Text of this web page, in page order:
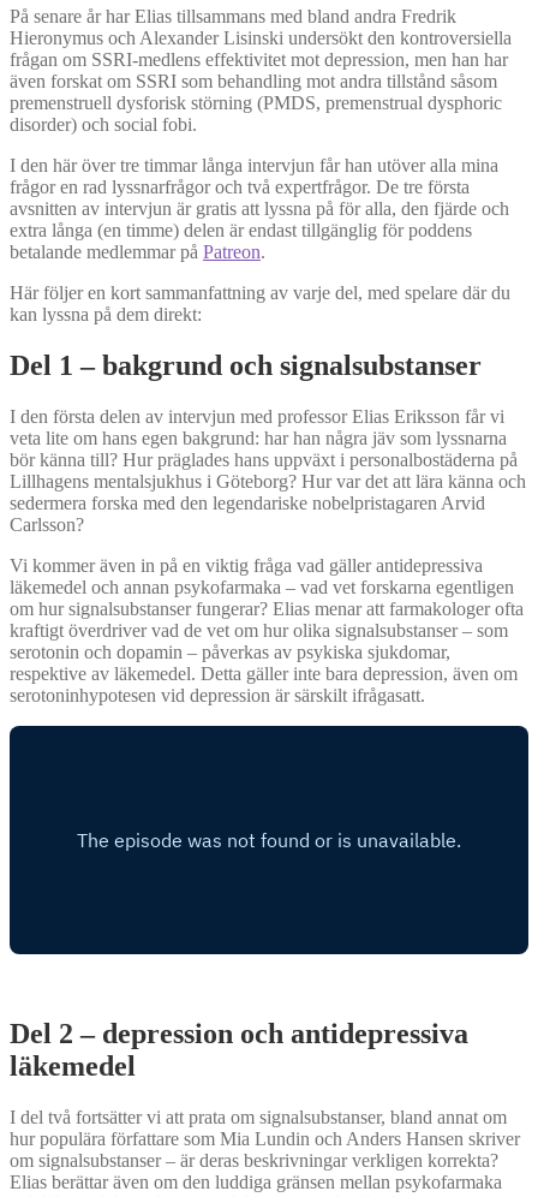
På senare år har Elias tillsammans med bland andra Fredrik
Hieronymus och Alexander Lisinski undersökt den kontroversiella
frågan om SSRI-medlens effektivitet mot depression, men han har
även forskat om SSRI som behandling mot andra tillstånd såsom
premenstruell dysforisk störning (PMDS, premenstrual dysphoric
disorder) och social fobi.
I den här över tre timmar långa intervjun får han utöver alla mina
frågor en rad lyssnarfrågor och två expertfrågor. De tre första
avsnitten av intervjun är gratis att lyssna på för alla, den fjärde och
extra långa (en timme) delen är endast tillgänglig för poddens
betalande medlemmar på Patreon.
Här följer en kort sammanfattning av varje del, med spelare där du
kan lyssna på dem direkt:
Del 1 – bakgrund och signalsubstanser
I den första delen av intervjun med professor Elias Eriksson får vi
veta lite om hans egen bakgrund: har han några jäv som lyssnarna
bör känna till? Hur präglades hans uppväxt i personalbostäderna på
Lillhagens mentalsjukhus i Göteborg? Hur var det att lära känna och
sedermera forska med den legendariske nobelpristagaren Arvid
Carlsson?
Vi kommer även in på en viktig fråga vad gäller antidepressiva
läkemedel och annan psykofarmaka – vad vet forskarna egentligen
om hur signalsubstanser fungerar? Elias menar att farmakologer ofta
kraftigt överdriver vad de vet om hur olika signalsubstanser – som
serotonin och dopamin – påverkas av psykiska sjukdomar,
respektive av läkemedel. Detta gäller inte bara depression, även om
serotoninhypotesen vid depression är särskilt ifrågasatt.
Del 2 – depression och antidepressiva
läkemedel
I del två fortsätter vi att prata om signalsubstanser, bland annat om
hur populära författare som Mia Lundin och Anders Hansen skriver
om signalsubstanser – är deras beskrivningar verkligen korrekta?
Elias berättar även om den luddiga gränsen mellan psykofarmaka